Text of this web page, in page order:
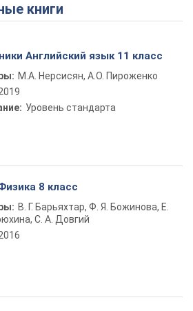
Play Video
книги
Английский язык 11 класс
М.А. Нерсисян, А.О. Пироженко
Уровень стандарта
8 класс
В. Г. Барьяхтар, Ф. Я. Божинова, Е.
С. А. Довгий